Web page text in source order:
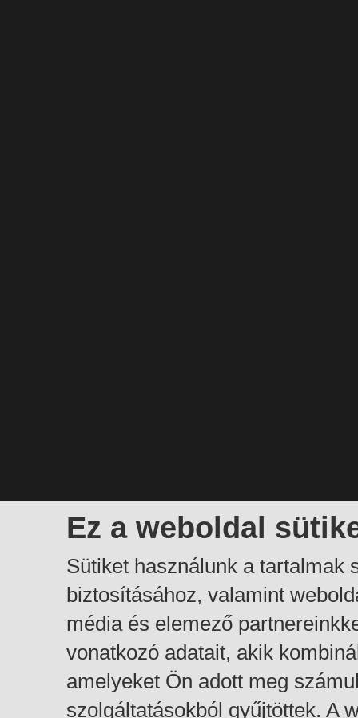
Ez a weboldal
Sütiket használunk a tartalmak
biztosításához, valamint
média és elemező
vonatkozó adatait, akik
amelyeket Ön adott meg
szolgáltatásokból gyűjtöttek. A